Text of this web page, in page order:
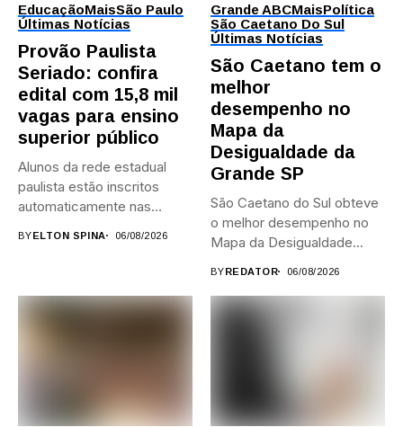
EducaçãoMaisSão Paulo
Últimas Notícias
Provão Paulista
Seriado: confira
edital com 15,8 mil
vagas para ensino
superior público
Alunos da rede estadual
paulista estão inscritos
automaticamente nas
BYELTON SPINA 06/08/2026
Grande ABCMaisPolítica
São Caetano Do Sul
Últimas Notícias
São Caetano tem o
melhor
desempenho no
Mapa da
Desigualdade da
Grande SP
São Caetano do Sul obteve
o melhor desempenho no
Mapa da Desigualdade...
BYREDATOR 06/08/2026